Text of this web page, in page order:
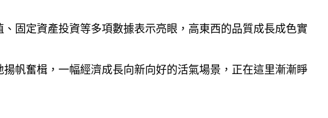
固定資產投資等多項數據表示亮眼，高東西的品質成長成色實
帆奮楫，一幅經濟成長向新向好的活氣場景，正在這里漸漸睜